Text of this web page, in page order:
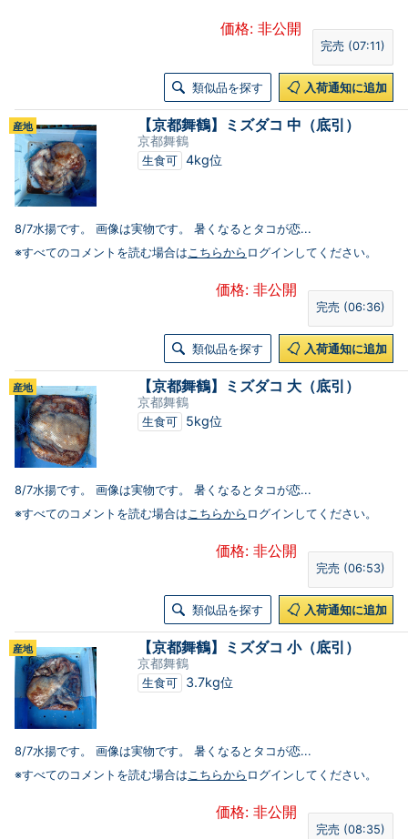
価格: 非公開
完売 (07:11)
類似品を探す 入荷通知に追加
産地 【京都舞鶴】ミズダコ 中（底引）
京都舞鶴
生食可 4kg位
8/7水揚です。 画像は実物です。 暑くなるとタコが恋...
※すべてのコメントを読む場合はこちらから ログインしてください。
価格: 非公開
完売 (06:36)
類似品を探す 入荷通知に追加
産地 【京都舞鶴】ミズダコ 大（底引）
京都舞鶴
生食可 5kg位
8/7水揚です。 画像は実物です。 暑くなるとタコが恋...
※すべてのコメントを読む場合はこちらから ログインしてください。
価格: 非公開
完売 (06:53)
類似品を探す 入荷通知に追加
産地 【京都舞鶴】ミズダコ 小（底引）
京都舞鶴
生食可 3.7kg位
8/7水揚です。 画像は実物です。 暑くなるとタコが恋...
※すべてのコメントを読む場合はこちらから ログインしてください。
価格: 非公開
完売 (08:35)